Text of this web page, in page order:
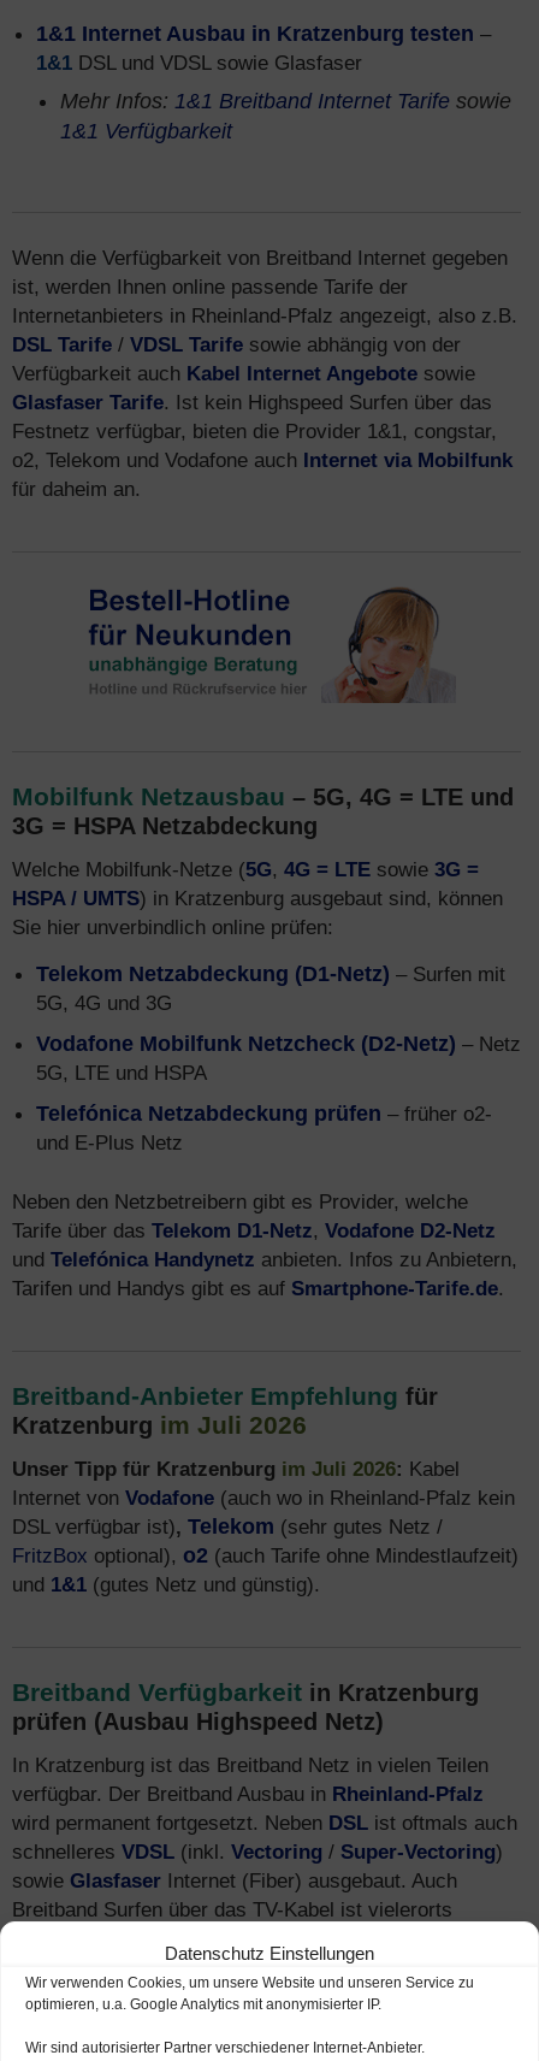
Datenschutz Einstellungen
Wir verwenden Cookies, um unsere Website und unseren Service zu
optimieren, u.a. Google Analytics mit anonymisierter IP.
Wir sind autorisierter Partner verschiedener Internet-Anbieter.
1&1 Internet Ausbau in Kratzenburg testen –
1&1 DSL und VDSL sowie Glasfaser
Mehr Infos: 1&1 Breitband Internet Tarife sowie
1&1 Verfügbarkeit
Wenn die Verfügbarkeit von Breitband Internet gegeben
ist, werden Ihnen online passende Tarife der
Internetanbieters in Rheinland-Pfalz angezeigt, also z.B.
DSL Tarife / VDSL Tarife sowie abhängig von der
Verfügbarkeit auch Kabel Internet Angebote sowie
Glasfaser Tarife. Ist kein Highspeed Surfen über das
Festnetz verfügbar, bieten die Provider 1&1, congstar,
o2, Telekom und Vodafone auch Internet via Mobilfunk
für daheim an.
Mobilfunk Netzausbau – 5G, 4G = LTE und
3G = HSPA Netzabdeckung
Welche Mobilfunk-Netze (5G, 4G = LTE sowie 3G =
HSPA / UMTS) in Kratzenburg ausgebaut sind, können
Sie hier unverbindlich online prüfen:
Telekom Netzabdeckung (D1-Netz) – Surfen mit
5G, 4G und 3G
Vodafone Mobilfunk Netzcheck (D2-Netz) – Netz
5G, LTE und HSPA
Telefónica Netzabdeckung prüfen – früher o2-
und E-Plus Netz
Neben den Netzbetreibern gibt es Provider, welche
Tarife über das Telekom D1-Netz, Vodafone D2-Netz
und Telefónica Handynetz anbieten. Infos zu Anbietern,
Tarifen und Handys gibt es auf Smartphone-Tarife.de.
Breitband-Anbieter Empfehlung für
Kratzenburg im Juli 2026
Unser Tipp für Kratzenburg im Juli 2026: Kabel
Internet von Vodafone (auch wo in Rheinland-Pfalz kein
DSL verfügbar ist), Telekom (sehr gutes Netz /
FritzBox optional), o2 (auch Tarife ohne Mindestlaufzeit)
und 1&1 (gutes Netz und günstig).
Breitband Verfügbarkeit in Kratzenburg
prüfen (Ausbau Highspeed Netz)
In Kratzenburg ist das Breitband Netz in vielen Teilen
verfügbar. Der Breitband Ausbau in Rheinland-Pfalz
wird permanent fortgesetzt. Neben DSL ist oftmals auch
schnelleres VDSL (inkl. Vectoring / Super-Vectoring)
sowie Glasfaser Internet (Fiber) ausgebaut. Auch
Breitband Surfen über das TV-Kabel ist vielerorts
Anbietern finden Sie auch unterInternet-Telefon-
Fernsehen.de.